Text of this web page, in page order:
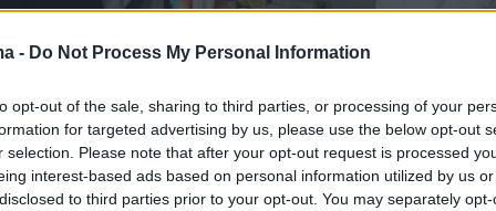
- Do Not Process My Personal Information
opt-out of the sale, sharing to third parties, or processing of your
for targeted advertising by us, please use the below opt-out
selection. Please note that after your opt-out request is processed
interest-based ads based on personal information utilized by us
to third parties prior to your opt-out. You may separately